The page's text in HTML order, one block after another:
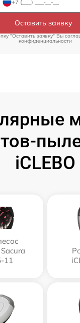
Оставить заявку
"Оставить заявку" Вы
конфиденциальности
iCLEBO
11